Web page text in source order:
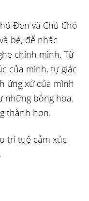
Đen và Chú Chó
bé, để nhắc
chính mình. Từ
của mình, tự giác
ứng xử của mình
những bông hoa.
thành hơn.
trí tuệ cảm xúc